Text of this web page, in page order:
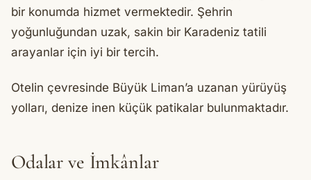
bir konumda hizmet vermektedir. Şehrin
yoğunluğundan uzak, sakin bir Karadeniz tatili
arayanlar için iyi bir tercih.
Otelin çevresinde Büyük Liman’a uzanan yürüyüş
yolları, denize inen küçük patikalar bulunmaktadır.
Odalar ve İmkânlar